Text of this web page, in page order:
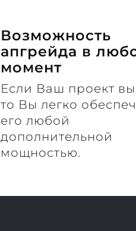
Возможность
апгрейда в
момент
Если Ваш проект
то Вы легко
его любой
дополнительной
мощностью.